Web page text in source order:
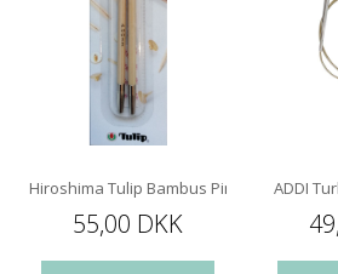
12 cm
Hiroshima Tulip Bambus Pindespids 10 cm
55,00 DKK
ADDI